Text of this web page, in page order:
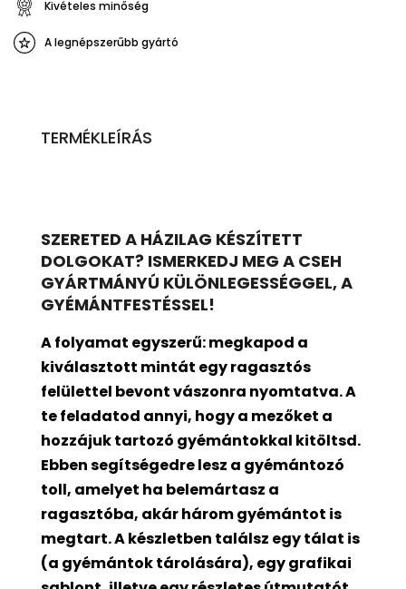
Kivételes minőség
A legnépszerűbb gyártó
TERMÉKLEÍRÁS
SZERETED A HÁZILAG KÉSZÍTETT
DOLGOKAT? ISMERKEDJ MEG A CSEH
GYÁRTMÁNYÚ KÜLÖNLEGESSÉGGEL, A
GYÉMÁNTFESTÉSSEL!
A folyamat egyszerű: megkapod a
kiválasztott mintát egy ragasztós
felülettel bevontvászonra nyomtatva. A
te feladatod annyi, hogy a mezőket a
hozzájuk tartozó gyémántokkal kitöltsd.
Ebben segítségedre lesz a gyémántozó
toll, amelyet ha belemártasz a
ragasztóba, akár három gyémántot is
megtart. A készletben találsz egy tálat is
(a gyémántok tárolására), egy grafikai